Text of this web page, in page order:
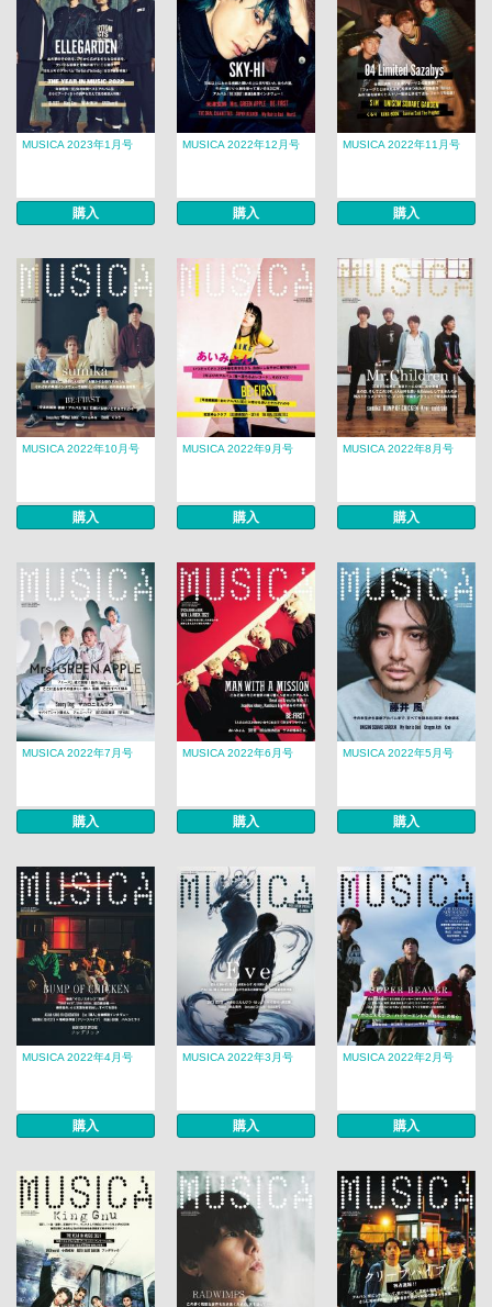
MUSICA 2023年1月号
購入
MUSICA 2022年12月号
購入
MUSICA 2022年11月号
購入
MUSICA 2022年10月号
購入
MUSICA 2022年9月号
購入
MUSICA 2022年8月号
購入
MUSICA 2022年7月号
購入
MUSICA 2022年6月号
購入
MUSICA 2022年5月号
購入
MUSICA 2022年4月号
購入
MUSICA 2022年3月号
購入
MUSICA 2022年2月号
購入